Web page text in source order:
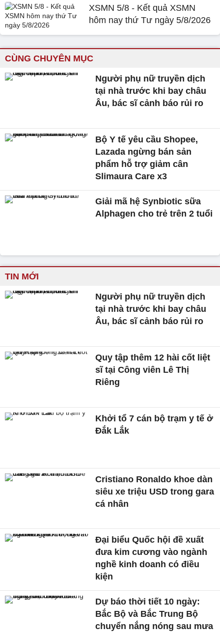
XSMN 5/8 - Kết quả XSMN
hôm nay thứ Tư ngày 5/8/2026
CÙNG CHUYÊN MỤC
Người phụ nữ truyền dịch
tại nhà trước khi bay châu
Âu, bác sĩ cảnh báo rủi ro
Bộ Y tế yêu cầu Shopee,
Lazada ngừng bán sản
phẩm hỗ trợ giảm cân
Slimaura Care x3
Giải mã hệ Synbiotic sữa
Alphagen cho trẻ trên 2 tuổi
TIN MỚI
Người phụ nữ truyền dịch
tại nhà trước khi bay châu
Âu, bác sĩ cảnh báo rủi ro
Quy tập thêm 12 hài cốt liệt
sĩ tại Công viên Lê Thị
Riêng
Khởi tổ 7 cán bộ trạm y tế ở
Đắk Lắk
Cristiano Ronaldo khoe dàn
siêu xe triệu USD trong gara
cá nhân
Đại biểu Quốc hội đề xuất
đưa kim cương vào ngành
nghề kinh doanh có điều
kiện
Dự báo thời tiết 10 ngày:
Bắc Bộ và Bắc Trung Bộ
chuyển nắng nóng sau mưa